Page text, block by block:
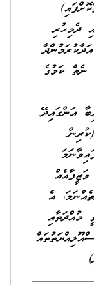
ދެމިހުރި
ނެތް ކަމުގެ
އަންގައިދޭ
އެ
މުއްދަތާއި